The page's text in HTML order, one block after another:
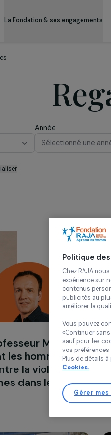
La Fondation & ses
Année
Michael
les hommes
la violence
Chez
Vous
vos
Plus de